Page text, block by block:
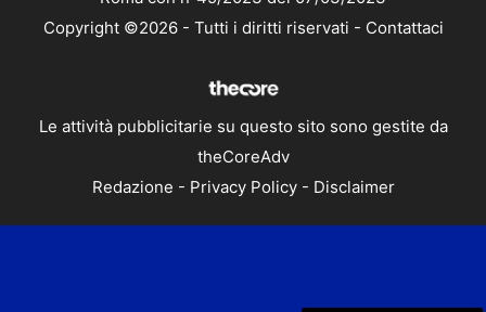
Copyright ©2026 - Tutti i diritti riservati - Contattaci
Le attività pubblicitarie su questo sito sono gestite da
theCoreAdv
Redazione - Privacy Policy- Disclaimer